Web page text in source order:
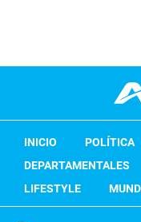
INICIO POLÍTICA
DEPARTAMENTALES
LIFESTYLE